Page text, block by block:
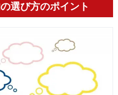
選び方のポイント